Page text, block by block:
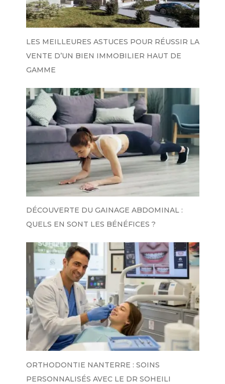
LES MEILLEURES ASTUCES POUR RÉUSSIR LA
VENTE D’UN BIEN IMMOBILIER HAUT DE
GAMME
DÉCOUVERTE DU GAINAGE ABDOMINAL :
QUELS EN SONT LES BÉNÉFICES ?
ORTHODONTIE NANTERRE : SOINS
PERSONNALISÉS AVEC LE DR SOHEILI